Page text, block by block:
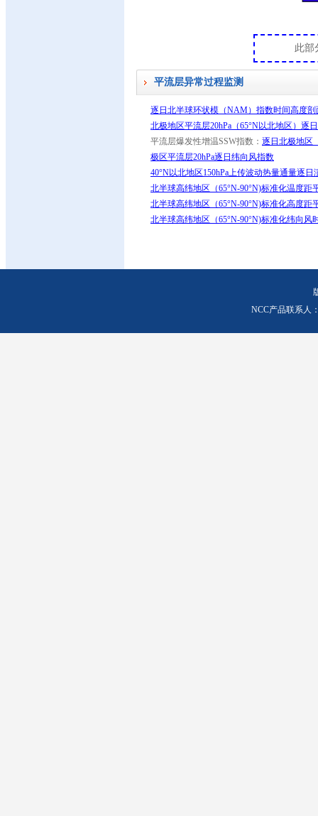
此部
平流层异常过程监测
逐日北半球环状模（NAM）指数时间高度剖
北极地区平流层20hPa（65°N以北地区）逐
平流层爆发性增温SSW指数： 逐日北极地区
极区平流层20hPa逐日纬向风指数
40°N以北地区150hPa上传波动热量通量逐日
北半球高纬地区（65°N-90°N)标准化温度距
北半球高纬地区（65°N-90°N)标准化高度距
北半球高纬地区（65°N-90°N)标准化纬向风
NCC产品联系人